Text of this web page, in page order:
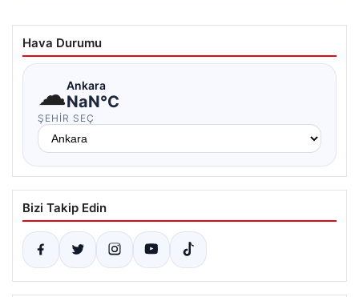
Hava Durumu
☁Ankara
NaN°C
ŞEHIR SEÇ
Bizi Takip Edin